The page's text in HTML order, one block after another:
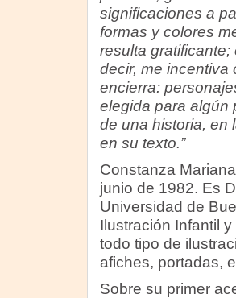
significaciones a
formas y colores
resulta gratificante;
decir, me incentiva
encierra:
elegida para algún
de una historia, en
en su texto.”
Constanza
junio de 1982. Es
Universidad de
Ilustración Infantil
todo tipo de
afiches, portadas,
Sobre su primer